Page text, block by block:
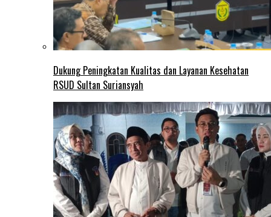
Dukung Peningkatan Kualitas dan Layanan Kesehatan
RSUD Sultan Suriansyah